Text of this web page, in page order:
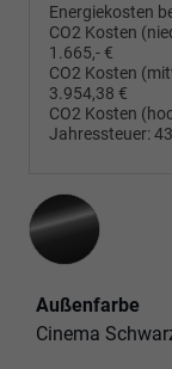
Energiekosten
CO2 Kosten
1.665,- €
CO2 Kosten
3.954,38 €
CO2 Kosten
Jahressteuer:
Außenfarbe
Cinema